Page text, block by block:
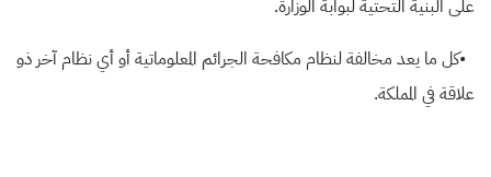
على البنية التحتية لبوابة الوزارة.
•كل ما يعد مخالفة لنظام مكافحة الجرائم المعلوماتية أو أي نظام آخر ذو
علاقة في المملكة.